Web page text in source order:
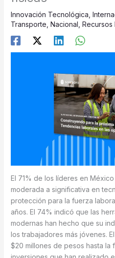
Innovación Tecnológica
Transporte Nacional Recursos
El 71% de los líderes en
moderada a significativa en
protección para la fuerza
años. El 74% indicó que las
modernas han hecho que su
los trabajadores más jóvenes.
$20 millones de pesos hasta la